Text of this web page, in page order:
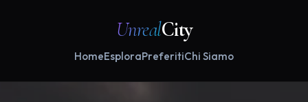
UnrealCity
HomeEsploraPreferitiChi Siamo